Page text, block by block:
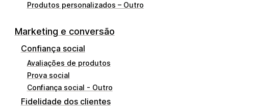
Produtos personalizados – Outro
Marketing e conversão
Confiança social
Avaliações de produtos
Prova social
Confiança social - Outro
Fidelidade dos clientes